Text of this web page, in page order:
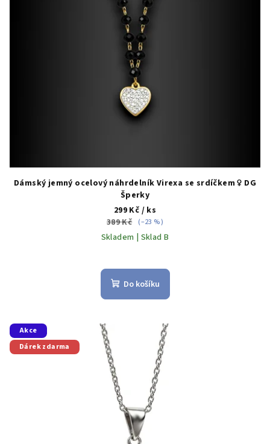
Dámský jemný ocelový náhrdelník Virexa se srdíčkem ♀️ DG
Šperky
299 Kč / ks
389 Kč (–23 %)
Skladem | Sklad B
Do košíku
Akce
Dárek zdarma